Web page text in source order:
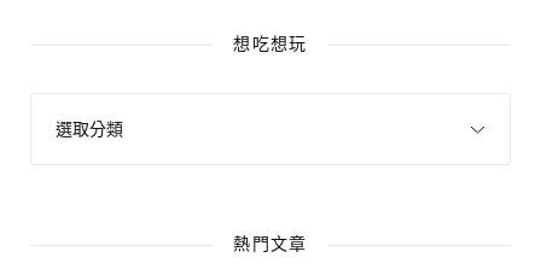
想吃想玩
熱門文章